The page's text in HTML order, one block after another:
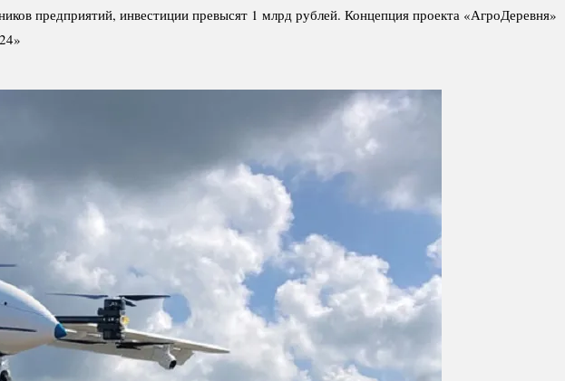
предприятий, инвестиции превысят 1 млрд рублей. Концепция проекта «АгроДеревня»